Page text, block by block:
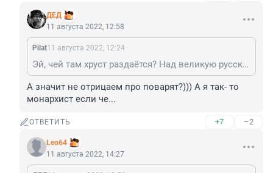
ДЕД
11 августа 2022, 12:58
Pilat11 августа 2022, 12:24
Эй, чей там хруст раздаётся? Над великую русской страной Этот хруст либералом зовется И хрустит он печенькой одной.
А значит не отрицаем про поварят?))) А я так- то
монархист если че...
ОТВЕТИТЬ +7 –2
Leo64
11 августа 2022, 14:27